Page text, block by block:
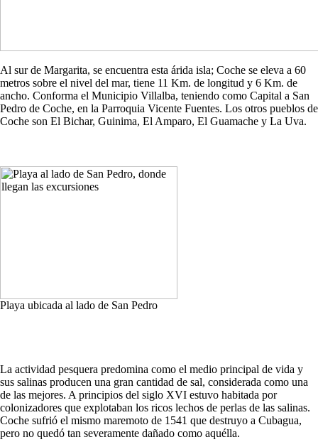
Al sur de Margarita, se encuentra esta árida isla; Coche se eleva a 60
metros sobre el nivel del mar, tiene 11 Km. de longitud y 6 Km. de
ancho. Conforma el Municipio Villalba, teniendo como Capital a San
Pedro de Coche, en la Parroquia Vicente Fuentes. Los otros pueblos de
Coche son El Bichar, Guinima, El Amparo, El Guamache y La Uva.
Playa ubicada al lado de San Pedro
La actividad pesquera predomina como el medio principal de vida y
sus salinas producen una gran cantidad de sal, considerada como una
de las mejores. A principios del siglo XVI estuvo habitada por
colonizadores que explotaban los ricos lechos de perlas de las salinas.
Coche sufrió el mismo maremoto de 1541 que destruyo a Cubagua,
pero no quedó tan severamente dañado como aquélla.